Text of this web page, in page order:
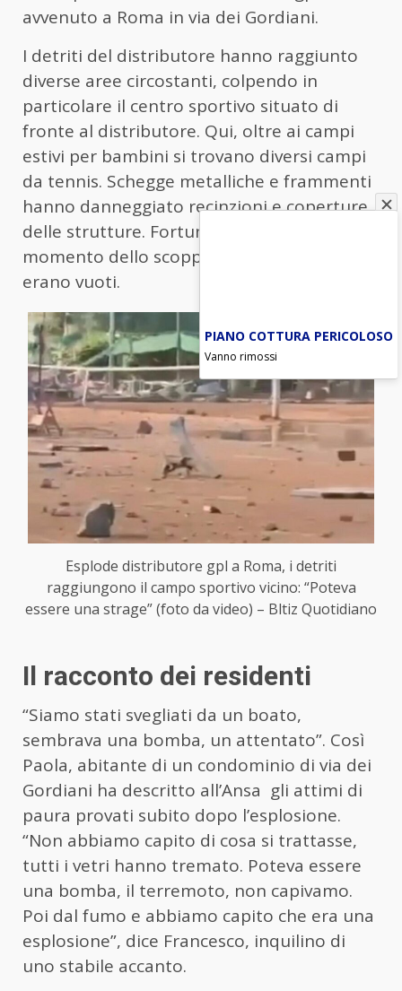
avvenuto a Roma in via dei Gordiani.
I detriti del distributore hanno raggiunto
diverse aree circostanti, colpendo in
particolare il centro sportivo situato di
fronte al distributore. Qui, oltre ai campi
estivi per bambini si trovano diversi campi
da tennis. Schegge metalliche e frammenti
hanno danneggiato recinzioni e coperture
delle strutture. Fortunatamente, al
momento dello scoppio i campi da tennis
erano vuoti.
Esplode distributore gpl a Roma, i detriti
raggiungono il campo sportivo vicino: “Poteva
essere una strage” (foto da video) – Bltiz Quotidiano
Il racconto dei residenti
“Siamo stati svegliati da un boato,
sembrava una bomba, un attentato”. Così
Paola, abitante di un condominio di via dei
Gordiani ha descritto all’Ansa gli attimi di
paura provati subito dopo l’esplosione.
“Non abbiamo capito di cosa si trattasse,
tutti i vetri hanno tremato. Poteva essere
una bomba, il terremoto, non capivamo.
Poi dal fumo e abbiamo capito che era una
esplosione”, dice Francesco, inquilino di
uno stabile accanto.
PIANO COTTURA PERICOLOSO
Vanno rimossi